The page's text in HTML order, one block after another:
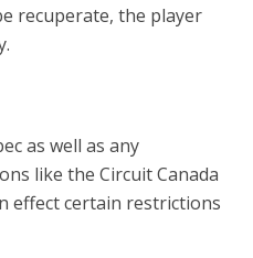
recuperate, the player
as well as any
like the Circuit Canada
effect certain restrictions